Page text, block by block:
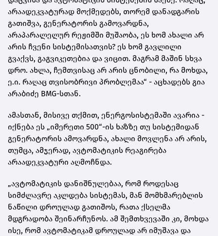
არაადეკვატურად მოქმედებს, თორემ დანადგარის
გათიშვა, გენერატორის გამოვარდნა,
არაპარალელურ რეჟიმში მუშაობა, ეს ხომ ახალი არ
არის ჩვენი სისტემისათვის? ეს ხომ გავლილი
გვაქვს, გაგვიკეთებია და ვიცით. მაგრამ მაშინ სხვა
დრო. ახლა, ჩემთვისაც არ არის ცნობილი, რა მოხდა,
ე.ი. რაღაც თვისობრივი პრობლემაა“ - აცხადებს გია
არაბიძე BMG-სთან.
ამასთან, მისივე თქმით, ენერგოსისტემაში ავარია -
იქნება ეს „იმერეთი 500“-ის ხაზზე თუ სისტემიდან
გენერატორის ამოვარდნა, ახალი მოვლენა არ არის,
თუმცა, ამჯერად, ავტომატიკის რეაგირება
არაადეკვატური აღმოჩნდა.
„ავტომატიკის დანიშნულებაა, რომ როდესაც
სიმძლავრე აკლდება სისტემას, მან მომხმარებლის
ნაწილი დროულად გათიშოს, რათა ქსელმა
მდგრადობა შეინარჩუნოს. ამ შემთხვევაში კი, მოხდა
ისე, რომ ავტომატიკამ დროულად არ იმუშავა და